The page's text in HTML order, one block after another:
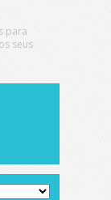
para
seus